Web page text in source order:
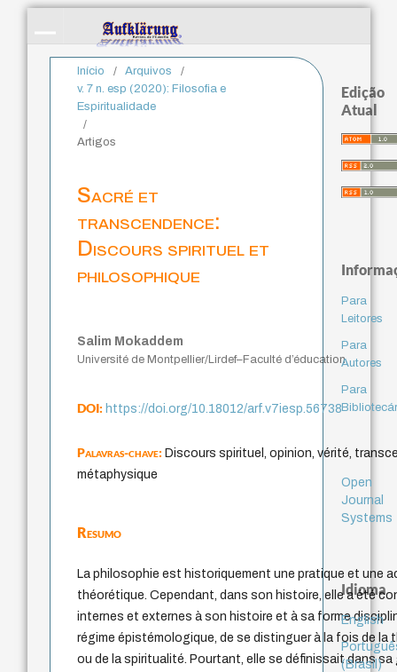
Início / Arquivos
/
v. 7 n. esp (2020): Filosofia e
Espiritualidade
/
Artigos
Sacré et
transcendence:
Discours spirituel et
philosophique
Salim Mokaddem
Université de Montpellier/Lirdef–Faculté d’éducation
DOI:https://doi.org/10.18012/arf.v7iesp.56738
Palavras-chave:Discours spirituel, opinion, vérité,
métaphysique
Resumo
La philosophie est historiquement une pratique et une
théorétique. Cependant, dans son histoire, elle a été
internes et externes à son histoire et à sa forme
régime épistémologique, de se distinguer à la fois de la
ou de la spiritualité. Pourtant, elle se définissait dans
Edição
Atual
Para
Leitores
Para
Autores
Para
Open
Journal
Systems
Idioma
English
(Brasil)